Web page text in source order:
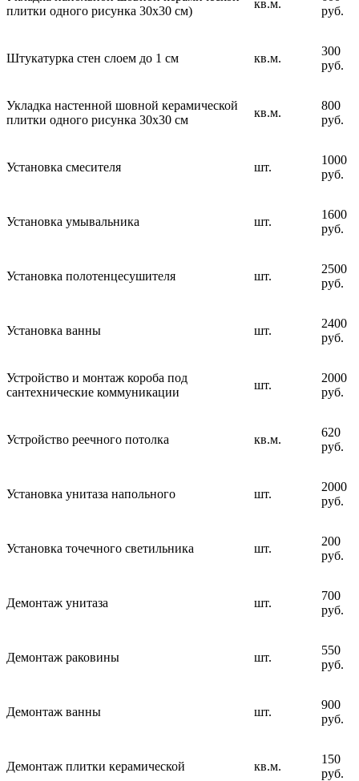
плитки одного рисунка 30х30 см)
кв.м.
руб.
Штукатурка стен слоем до 1 см кв.м.
300
руб.
Укладка настенной шовной керамической
плитки одного рисунка 30х30 см
кв.м.
800
руб.
Установка смесителя шт.
1000
руб.
Установка умывальника шт.
1600
руб.
Установка полотенцесушителя шт.
2500
руб.
Установка ванны шт.
2400
руб.
Устройство и монтаж короба под
сантехнические коммуникации
шт.
2000
руб.
Устройство реечного потолка кв.м.
620
руб.
Установка унитаза напольного шт.
2000
руб.
Установка точечного светильника шт.
200
руб.
Демонтаж унитаза шт.
700
руб.
Демонтаж раковины шт.
550
руб.
Демонтаж ванны шт.
900
руб.
Демонтаж плитки керамической кв.м.
150
руб.